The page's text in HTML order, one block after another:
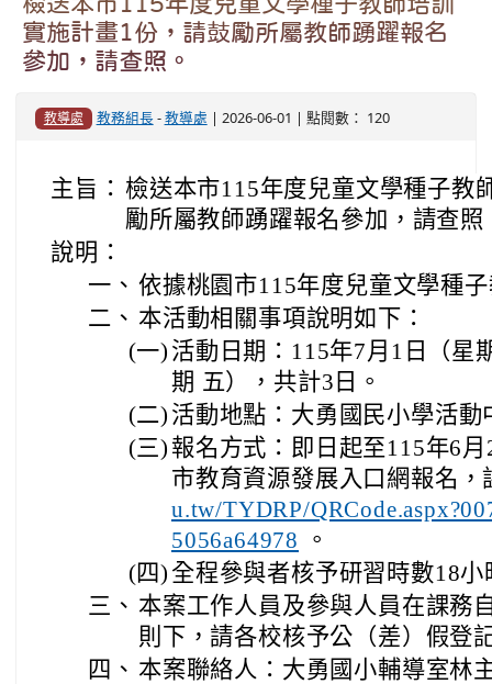
實施計畫1份，請鼓勵所屬教師踴躍報名
參加，請查照。
教導處 教務組長-教導處 | 2026-06-01 | 點閱數： 120
主旨： 檢送本市115年度兒童文學種子教
勵所屬教師踴躍報名參加，請查照
說明：
一、 依據桃園市115年度兒童文學種
二、 本活動相關事項說明如下：
(一) 活動日期：115年7月1日（星
期 五），共計3日。
(二) 活動地點：大勇國民小學活動
(三) 報名方式：即日起至115年6
市教育資源發展入口網報名
u.tw/TYDRP/
5056a64978 。
(四) 全程參與者核予研習時數18小
三、 本案工作人員及參與人員在課務
則下，請各校核予公（差）假登
四、 本案聯絡人：大勇國小輔導室林